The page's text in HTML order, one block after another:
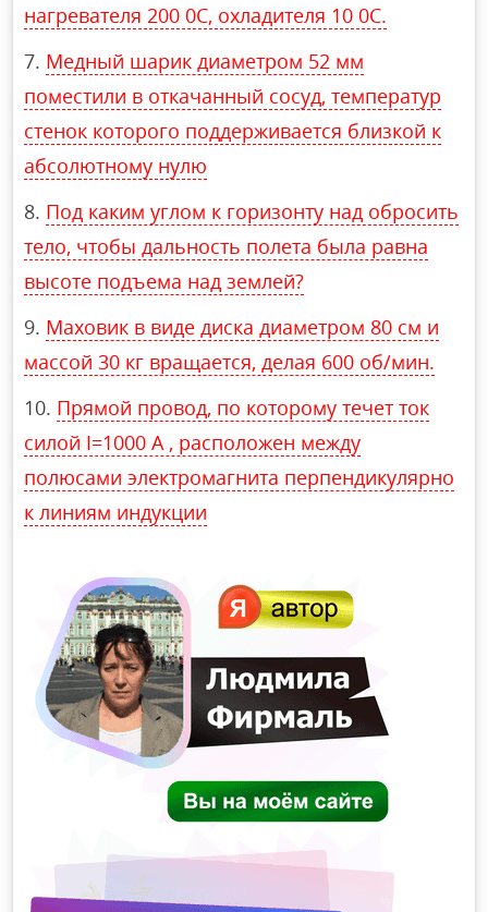
нагревателя 200 0С, охладителя 10 0С.
Медный шарик диаметром 52 мм
поместили в откачанный сосуд, температур
стенок которого поддерживается близкой к
абсолютному нулю
Под каким углом к горизонту над обросить
тело, чтобы дальность полета была равна
высоте подъема над землей?
Маховик в виде диска диаметром 80 см и
массой 30 кг вращается, делая 600 об/мин.
Прямой провод, по которому течет ток
силой I=1000 А , расположен между
полюсами электромагнита перпендикулярно
к линиям индукции